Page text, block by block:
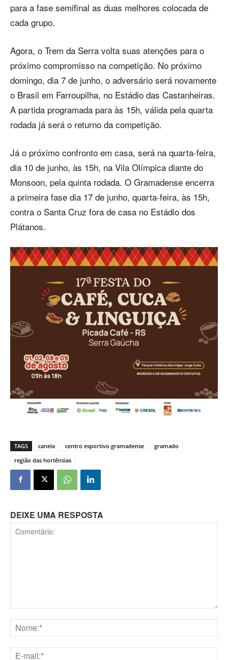
para a fase semifinal as duas melhores colocada de
cada grupo.
Agora, o Trem da Serra volta suas atenções para o
próximo compromisso na competição. No próximo
domingo, dia 7 de junho, o adversário será novamente
o Brasil em Farroupilha, no Estádio das Castanheiras.
A partida programada para às 15h, válida pela quarta
rodada já será o returno da competição.
Já o próximo confronto em casa, será na quarta-feira,
dia 10 de junho, às 15h, na Vila Olímpica diante do
Monsoon, pela quinta rodada. O Gramadense encerra
a primeira fase dia 17 de junho, quarta-feira, às 15h,
contra o Santa Cruz fora de casa no Estádio dos
Plátanos.
TAGS canela centro esportivo gramadense
gramado
região das hortênsias
DEIXE UMA RESPOSTA